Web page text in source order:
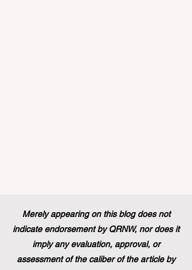
Merely appearing on this blog does not
indicate endorsement by QRNW, nor does it
imply any evaluation, approval, or
assessment of the caliber of the article by